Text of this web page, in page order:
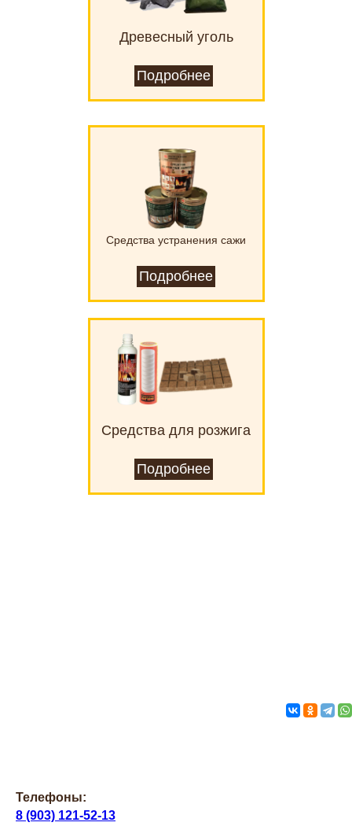
Древесный уголь
Подробнее
Средства устранения сажи
Подробнее
Средства для розжига
Подробнее
Телефоны:
8 (903) 121-52-13